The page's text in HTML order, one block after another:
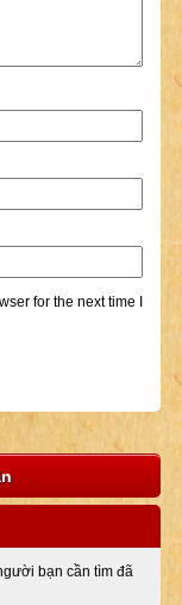
for the next time I
bạn cần tìm đã